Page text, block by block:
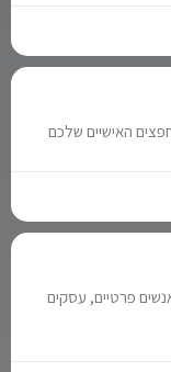
האישיים שלכם
פרטיים, עסקים